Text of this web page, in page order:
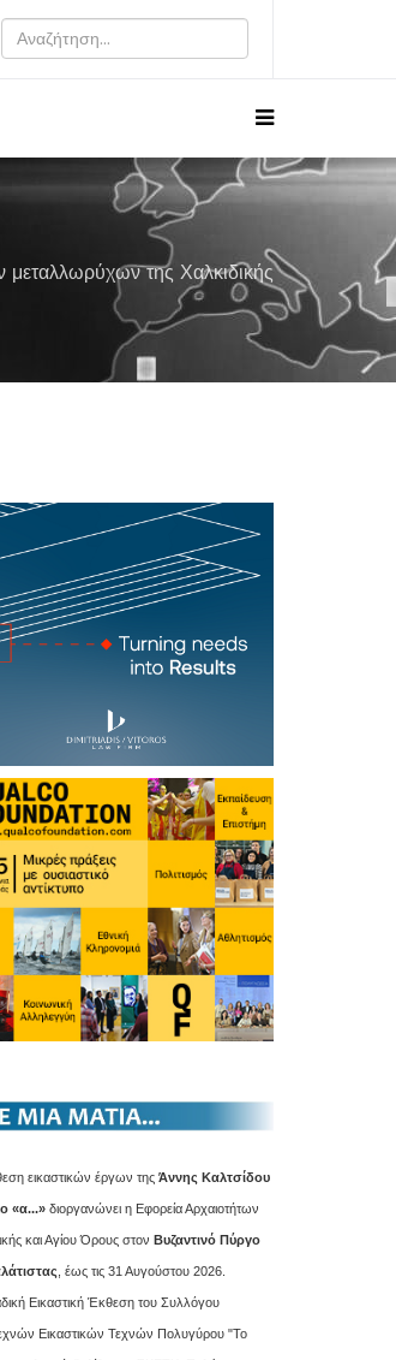
μεταλλωρύχων της Χαλκιδικής
εικαστικών έργων της Άννης Καλτσίδου
«α...»διοργανώνει η Εφορεία Αρχαιοτήτων
και Αγίου Όρους στον Βυζαντινό Πύργο
, έως τις 31 Αυγούστου 2026.
Εικαστική Έκθεση του Συλλόγου
Εικαστικών Τεχνών Πολυγύρου "Το